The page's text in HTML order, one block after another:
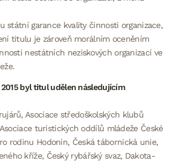
státní garance kvality činnosti organizace,
titulu je zároveň morálním oceněním
nestátních neziskových organizací ve
2015 byl titul udělen následujícím
Asociace středoškolských klubů
turistických oddílů mládeže České
rodinu Hodonín, Česká tábornická unie,
kříže, Český rybářský svaz, Dakota-